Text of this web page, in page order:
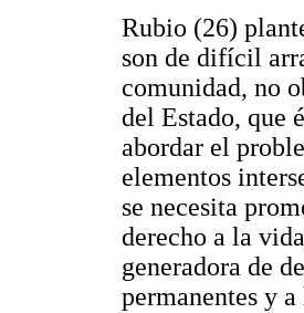
Rubio (26)
son de difícil
comunidad, no
del Estado, que
abordar el
elementos
se necesita
derecho a la
generadora de
permanentes y